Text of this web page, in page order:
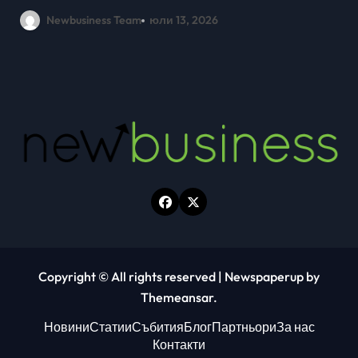
млади хора на SOFIA UP
Newbusiness Team юни 26, 2026
Copyright © All rights reserved | Newspaperup by
Themeansar.
НовиниСтатииСъбитияБлогПартньориЗа нас
Контакти